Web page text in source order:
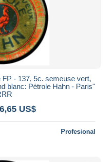
- 137, 5c. semeuse vert,
blanc: Pétrole Hahn - Paris"
US$
Profesional